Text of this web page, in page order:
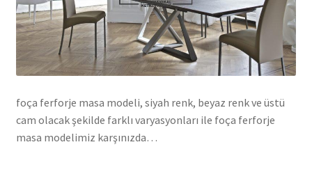
foça ferforje masa modeli, siyah renk, beyaz renk ve üstü
cam olacak şekilde farklı varyasyonları ile foça ferforje
masa modelimiz karşınızda…